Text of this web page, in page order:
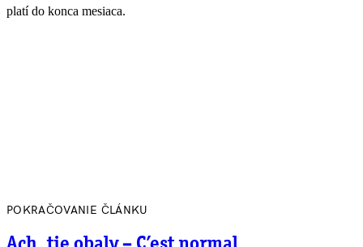
platí do konca mesiaca.
POKRAČOVANIE ČLÁNKU